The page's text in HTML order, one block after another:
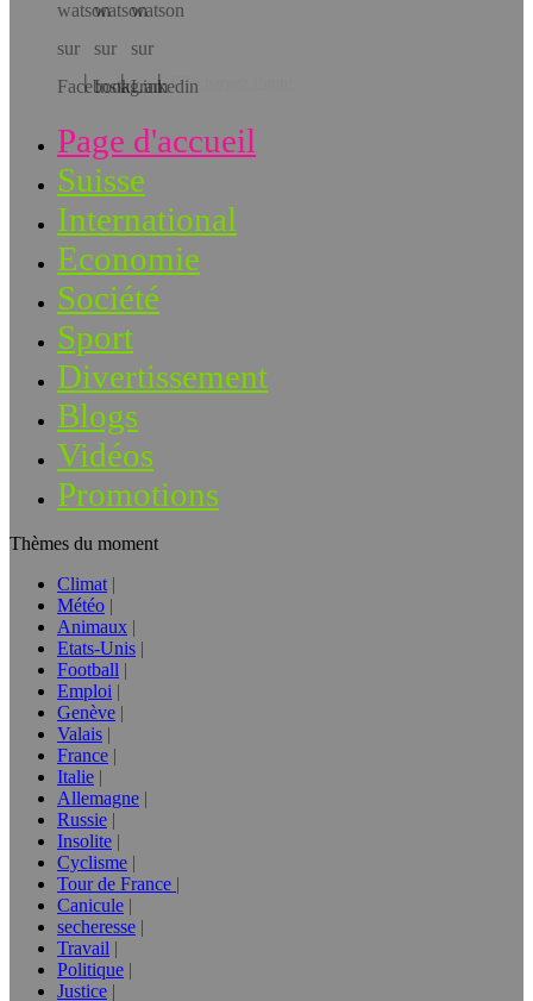
Téléchargez l’app!
Page d'accueil
Suisse
International
Economie
Société
Sport
Divertissement
Blogs
Vidéos
Promotions
Thèmes du moment
Climat
Météo
Animaux
Etats-Unis
Football
Emploi
Genève
Valais
France
Italie
Allemagne
Russie
Insolite
Cyclisme
Tour de France
Canicule
secheresse
Travail
Politique
Justice